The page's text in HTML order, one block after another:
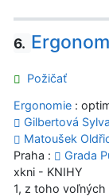
6.
Požičať
Ergonomie :
Gilbertová Sylva
Matoušek
Praha :
Grada
xkni - KNIHY
1, z toho voľných